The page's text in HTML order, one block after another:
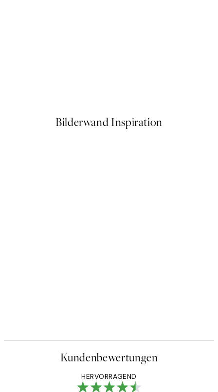
Bilderwand Inspiration
Kundenbewertungen
HERVORRAGEND